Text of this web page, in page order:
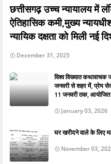
छत्तीसगढ़ उच्च न्यायालय में
ऐतिहासिक कमी,मुख्य
न्यायिक दक्षता को मिली नई
December 31, 2025
विश्व विख्यात कथावाचक
जनवरी से शहर में, प्रेम
11 जनवरी तक, आयोजित
January 03, 2026
घर खरीदने वाले के लिए
November 03,